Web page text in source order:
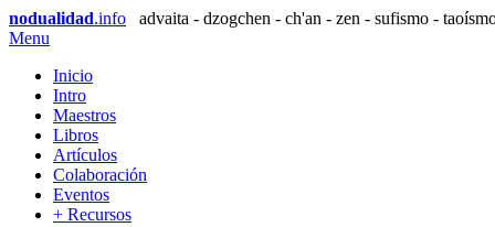
nodualidad.info
advaita - dzogchen - ch'an - zen - sufismo -
Menu
Inicio
Intro
Maestros
Libros
Artículos
Colaboración
Eventos
+ Recursos